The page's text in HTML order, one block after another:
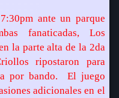
ante un parque
fanaticadas, Los
la parte alta de la 2da
ripostaron para
por bando.
El juego
adicionales en el